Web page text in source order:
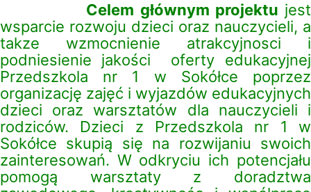
Celem głównym projektu jest
wsparcie rozwoju dzieci oraz nauczycieli, a
takze wzmocnienie atrakcyjnosci i
podniesienie jakości oferty edukacyjnej
Przedszkola nr 1 w Sokółce poprzez
organizację zajęć i wyjazdów edukacyjnych
dzieci oraz warsztatów dla nauczycieli i
rodziców. Dzieci z Przedszkola nr 1 w
Sokółce skupią się na rozwijaniu swoich
zainteresowań. W odkryciu ich potencjału
pomogą warsztaty z doradztwa